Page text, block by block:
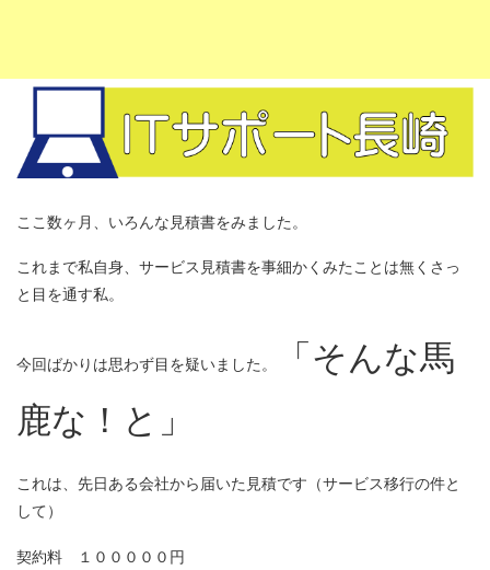
ここ数ヶ月、いろんな見積書をみました。
これまで私自身、サービス見積書を事細かくみたことは無くさっ
と目を通す私。
今回ばかりは思わず目を疑いました。
「そんな馬
鹿な！と」
これは、先日ある会社から届いた見積です（サービス移行の件と
して）
契約料 １０００００円